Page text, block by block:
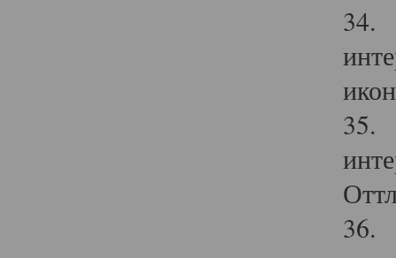
34.
35.
36.